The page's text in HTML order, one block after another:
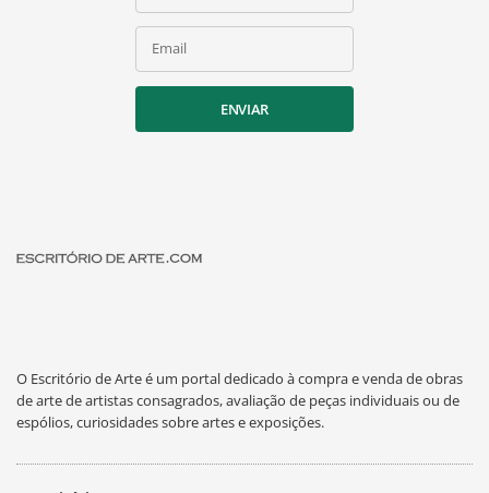
Email
ENVIAR
O Escritório de Arte é um portal dedicado à compra e venda de obras
de arte de artistas consagrados, avaliação de peças individuais ou de
espólios, curiosidades sobre artes e exposições.